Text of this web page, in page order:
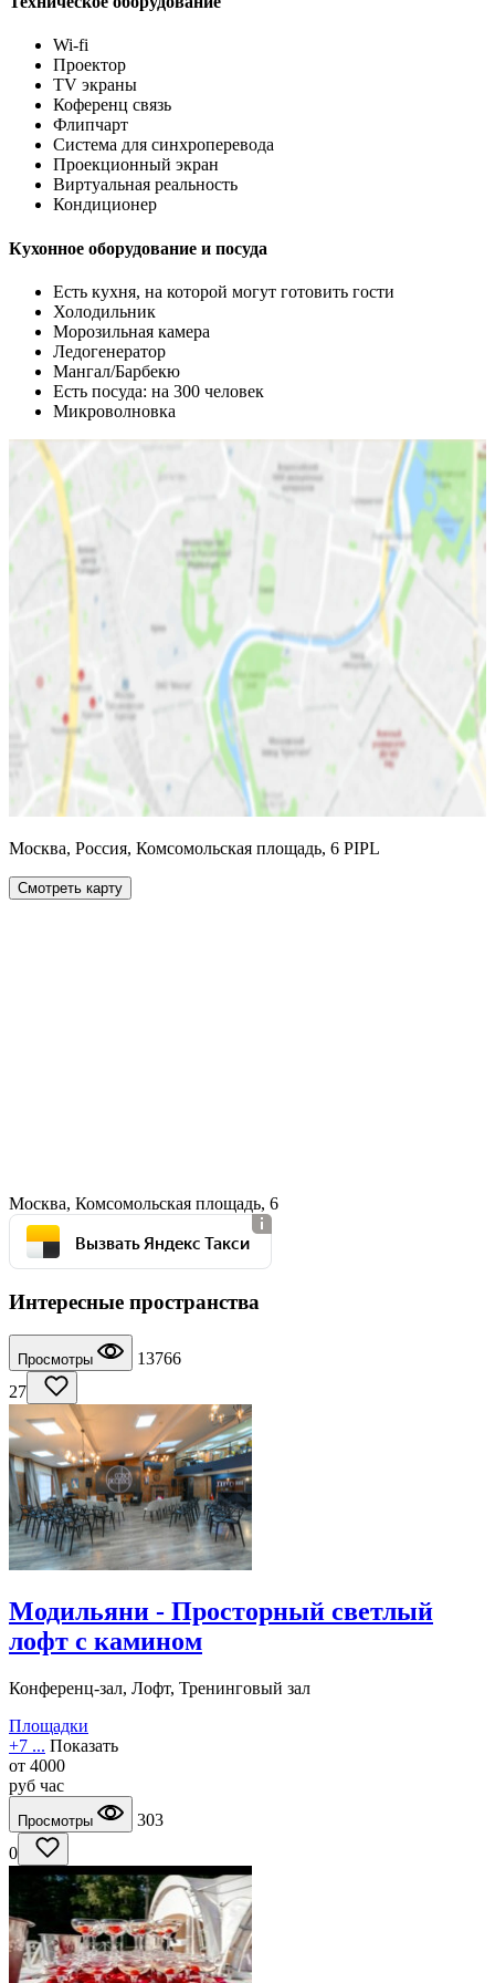
Wi-fi
Проектор
TV экраны
Коференц связь
Флипчарт
Система для синхроперевода
Проекционный экран
Виртуальная реальность
Кондиционер
Кухонное оборудование и посуда
Есть кухня, на которой могут готовить гости
Холодильник
Морозильная камера
Ледогенератор
Мангал/Барбекю
Есть посуда: на 300 человек
Микроволновка
Москва, Россия, Комсомольская площадь, 6 PIPL
Смотреть карту
Москва, Комсомольская площадь, 6
Вызвать Яндекс Такси
Интересные пространства
Просмотры
13766
27
Модильяни - Просторный светлый
лофт с камином
Конференц-зал, Лофт, Тренинговый зал
Площадки
+7 ... Показать
от 4000
руб час
Просмотры
303
0